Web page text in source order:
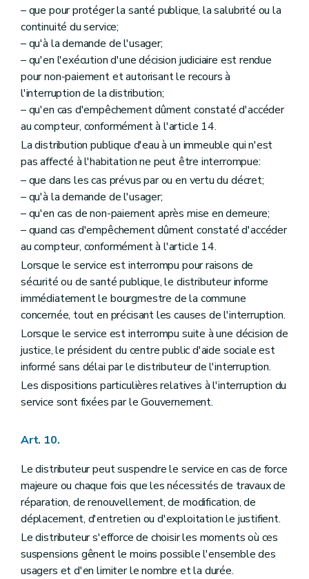
– que pour protéger la santé publique, la salubrité ou la
continuité du service;
– qu'à la demande de l'usager;
– qu'en l'exécution d'une décision judiciaire est rendue
pour non-paiement et autorisant le recours à
l'interruption de la distribution;
– qu'en cas d'empêchement dûment constaté d'accéder
au compteur, conformément à l'article 14.
La distribution publique d'eau à un immeuble qui n'est
pas affecté à l'habitation ne peut être interrompue:
– que dans les cas prévus par ou en vertu du décret;
– qu'à la demande de l'usager;
– qu'en cas de non-paiement après mise en demeure;
– quand cas d'empêchement dûment constaté d'accéder
au compteur, conformément à l'article 14.
Lorsque le service est interrompu pour raisons de
sécurité ou de santé publique, le distributeur informe
immédiatement le bourgmestre de la commune
concernée, tout en précisant les causes de l'interruption.
Lorsque le service est interrompu suite à une décision de
justice, le président du centre public d'aide sociale est
informé sans délai par le distributeur de l'interruption.
Les dispositions particulières relatives à l'interruption du
service sont fixées par le Gouvernement.
Art. 10.
Le distributeur peut suspendre le service en cas de force
majeure ou chaque fois que les nécessités de travaux de
réparation, de renouvellement, de modification, de
déplacement, d'entretien ou d'exploitation le justifient.
Le distributeur s'efforce de choisir les moments où ces
suspensions gênent le moins possible l'ensemble des
usagers et d'en limiter le nombre et la durée.